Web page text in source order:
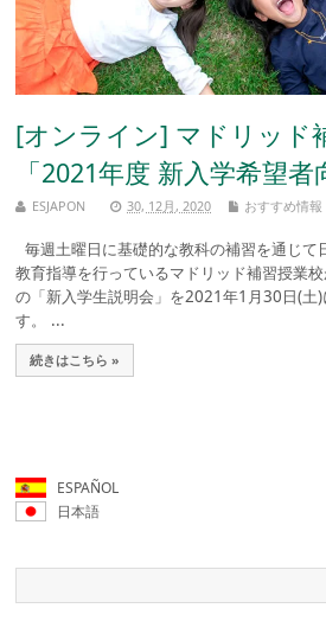
[オンライン] マドリッド
「2021年度 新入学希望者
ESJAPON 30, 12月, 2020 おすすめ情報
毎週土曜日に基礎的な教科の補習を通じて
教育指導を行っているマドリッド補習授業
の「新入学生説明会」を2021年1月30日(土
す。 ...
続きはこちら »
ESPAÑOL
日本語